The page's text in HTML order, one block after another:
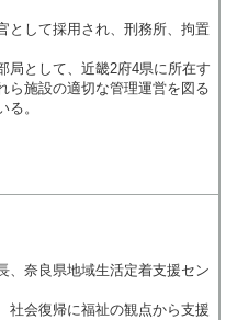
として採用され、刑務所、拘置
局として、近畿2府4県に所在す
ら施設の適切な管理運営を図る
。
奈良県地域生活定着支援セン
社会復帰に福祉の観点から支援